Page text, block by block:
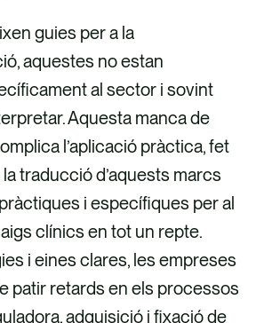
guies per a la
aquestes no estan
al sector i sovint
Aquesta manca de
l’aplicació pràctica, fet
traducció d’aquests marcs
i específiques per al
clínics en tot un repte.
i eines clares, les empreses
patir retards en els processos
adquisició i fixació de